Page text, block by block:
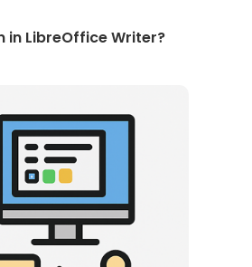
in LibreOffice Writer?